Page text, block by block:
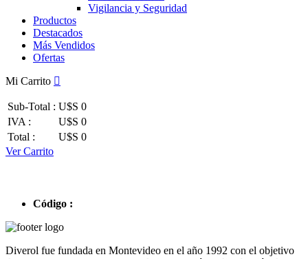
Vigilancia y Seguridad
Productos
Destacados
Más Vendidos
Ofertas
Mi Carrito
Sub-Total : U$S 0
IVA :
U$S 0
Total :
U$S 0
Ver Carrito
Código :
Diverol fue fundada en Montevideo en el año 1992 con el objetivo